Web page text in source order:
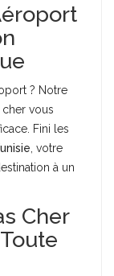
? Notre
vous
Fini les
, votre
à un
Cher